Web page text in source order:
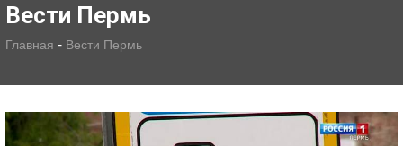
Вести Пермь
Главная - Вести Пермь